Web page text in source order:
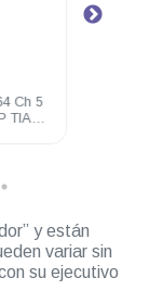
Ch 5
TIA
y están
variar sin
su ejecutivo